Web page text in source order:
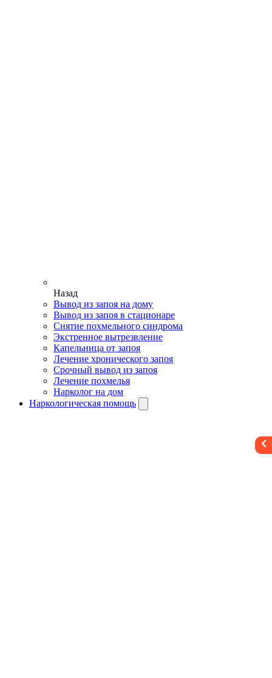
Назад
Вывод из запоя на дому
Вывод из запоя в стационаре
Снятие похмельного синдрома
Экстренное вытрезвление
Капельница от запоя
Лечение хронического запоя
Срочный вывод из запоя
Лечение похмелья
Нарколог на дом
Наркологическая помощь